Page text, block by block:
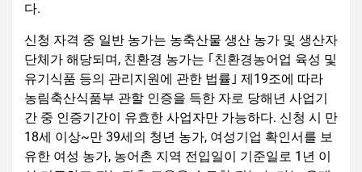
다.
신청 자격 중 일반 농가는 농축산물 생산 농가 및 생산자
단체가 해당되며, 친환경 농가는 ｢친환경농어업 육성 및
유기식품 등의 관리지원에 관한 법률｣ 제19조에 따라
농림축산식품부 관할 인증을 득한 자로 당해년 사업기
간 중 인증기간이 유효한 사업자만 가능하다. 신청 시 만
18세 이상~만 39세의 청년 농가, 여성기업 확인서를 보
유한 여성 농가, 농어촌 지역 전입일이 기준일로 1년 이